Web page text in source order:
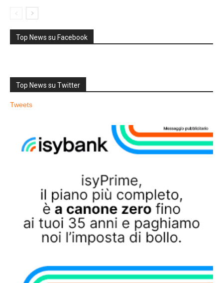
Top News su Facebook
Top News su Twitter
Tweets